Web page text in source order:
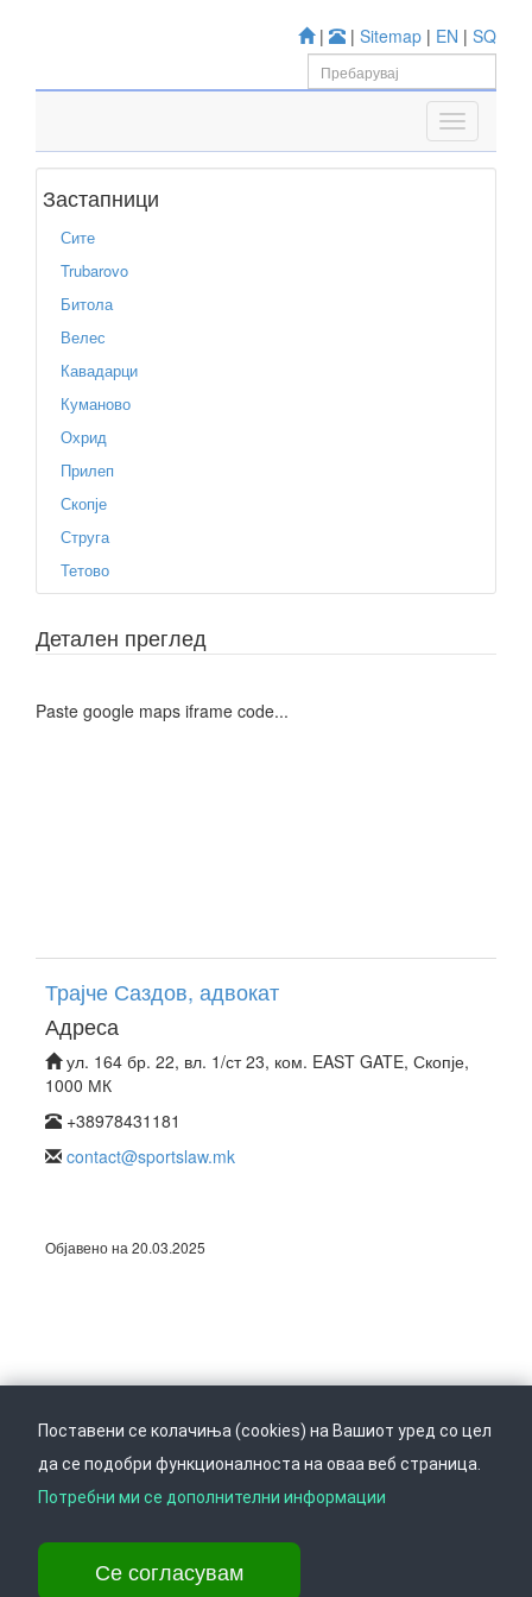
| | Sitemap | EN | SQ
Застапници
Сите
Trubarovo
Битола
Велес
Кавадарци
Куманово
Охрид
Прилеп
Скопје
Струга
Тетово
Детален преглед
Paste google maps iframe code...
Трајче Саздов, адвокат
Адреса
ул. 164 бр. 22, вл. 1/ст 23, ком. EAST GATE, Скопје,
1000 МК
+38978431181
contact@sportslaw.mk
Објавено на 20.03.2025
Врати се горе Следете не на
Поставени се колачиња (cookies) на Вашиот уред со цел
да се подобри функционалноста на оваа веб страница.
Потребни ми се дополнителни информации
Се согласувам